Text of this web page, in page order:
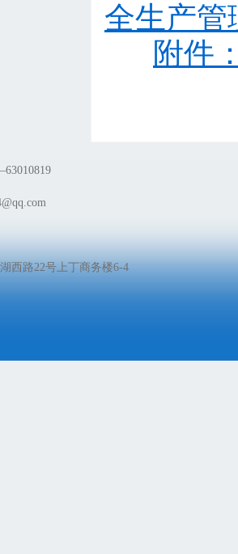
全生产管
附件
西路22号上丁商务楼6-4